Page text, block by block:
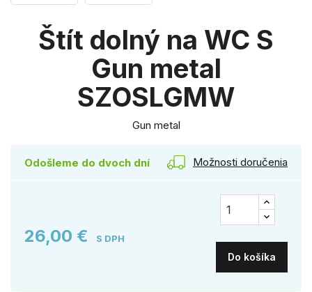
Štít dolný na WC S
Gun metal
SZOSLGMW
Gun metal
Odošleme do dvoch dní Možnosti doručenia
26,00 € S DPH
Do košíka